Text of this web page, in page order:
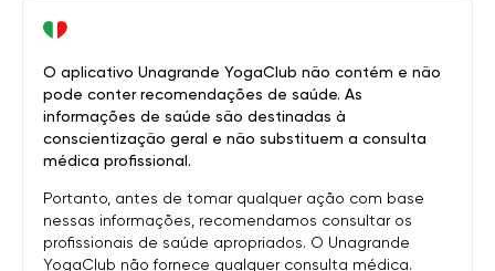
O aplicativo Unagrande YogaClub não contém e não
pode conter recomendações de saúde. As
informações de saúde são destinadas à
conscientização geral e não substituem a consulta
médica profissional.
Portanto, antes de tomar qualquer ação com base
nessas informações, recomendamos consultar os
profissionais de saúde apropriados. O Unagrande
YogaClub não fornece qualquer consulta médica.